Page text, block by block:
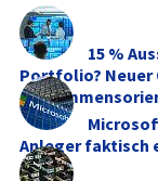
15 %
Portfolio? Neuer
Anleger faktisch